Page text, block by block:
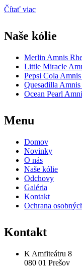
Čítať viac
Naše kólie
Merlin Amnis
Little Miracle
Pepsi Cola
Quesadilla Amnis
Ocean Pearl
Menu
Domov
Novinky
O nás
Naše kólie
Odchovy
Galéria
Kontakt
Ochrana
Kontakt
K Amfiteátru 8
080 01 Prešov